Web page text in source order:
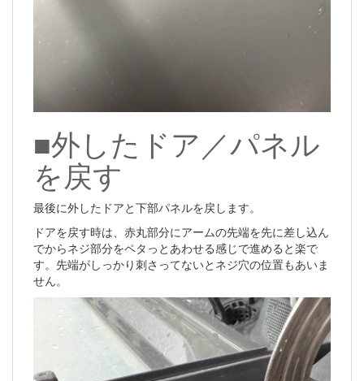
■外したドア／パネル
を戻す
最後に外したドアと下部パネルを戻します。
ドアを戻す時は、赤丸部分にアームの先端を先に差し込ん
でからネジ部分をペタっとあわせる感じで進めると楽で
す。先端がしっかり刺さってないとネジ穴の位置もあいま
せん。